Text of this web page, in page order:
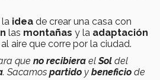
la idea de crear una casa con
las montañas y la adaptación
aire que corre por la ciudad.
que no recibiera elSol del
. Sacamos partido y beneficio de